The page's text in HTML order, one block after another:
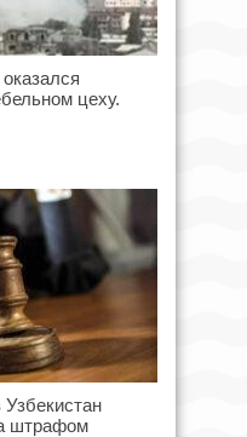
цеху.
штрафом